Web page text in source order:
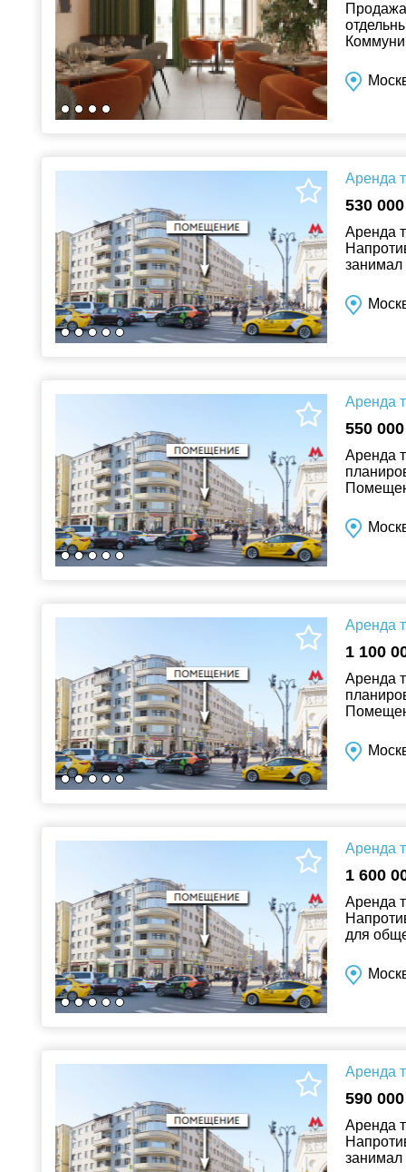
Аренда
530
Аренда
занимал
Аренда
550
Аренда
Аренда
1 100
Аренда
Аренда
1 600
Аренда
для
Аренда
590
Аренда
занимал